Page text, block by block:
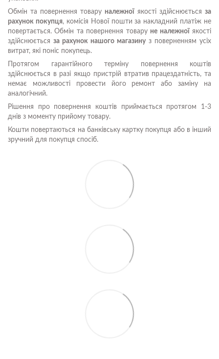
Обмін та повернення товару належної якості здійснюється за
рахунок покупця, комісія Нової пошти за накладний платіж не
повертається. Обмін та повернення товару не належноїякості
здійснюється за рахунок нашого магазинуз поверненням усіх
витрат, які поніс покупець.
Протягом гарантійного терміну повернення коштів
здійснюється в разі якщо пристрій втратив працездатність, та
немає можливості провести його ремонт або заміну на
аналогічний.
Рішення про повернення коштів приймається протягом 1-3
днів з моменту прийому товару.
Кошти повертаються на банківську картку покупця або в інший
зручний для покупця спосіб.